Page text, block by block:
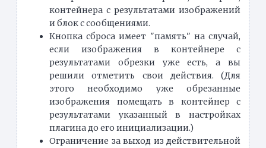
контейнера с результатами изображений
и блок с сообщениями.
Кнопка сброса имеет "память" на случай,
если изображения в контейнере с
результатами обрезки уже есть, а вы
решили отметить свои действия. (Для
этого необходимо уже обрезанные
изображения помещать в контейнер с
результатами указанный в настройках
плагина до его инициализации.)
Ограничение за выход из действительной